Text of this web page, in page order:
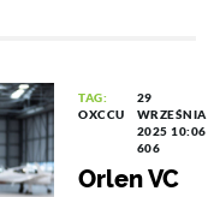
TAG:
OXCCU
29
WRZEŚNIA
2025 10:06
606
Orlen VC